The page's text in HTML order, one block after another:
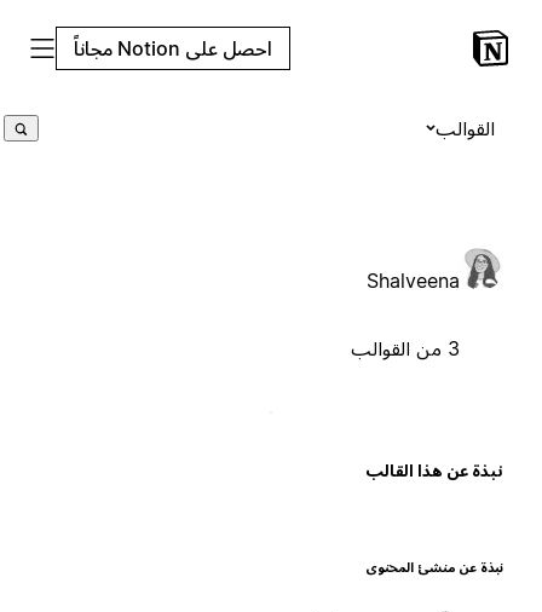
احصل على Notion مجاناً
القوالب
Shalveena
عن هذا القالب
عن منشئ المحتوى